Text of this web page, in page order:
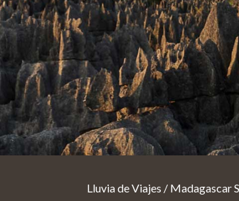
Lluvia de Viajes / Madagascar